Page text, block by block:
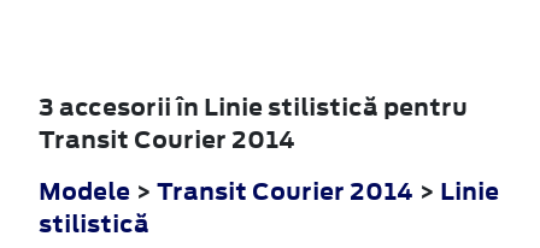
3 accesorii în Linie stilistică pentru
Transit Courier 2014
Modele > Transit Courier 2014 > Linie
stilistică